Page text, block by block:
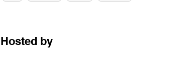
Hosted by